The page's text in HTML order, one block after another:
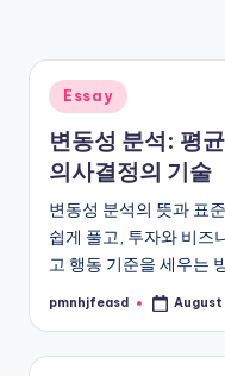
Posted
in
Essay
변동성 분석: 평
의사결정의 기술
변동성 분석의 뜻과 표
쉽게 풀고, 투자와 비즈
고 행동 기준을 세우는
Posted
pmnhjfeasd August